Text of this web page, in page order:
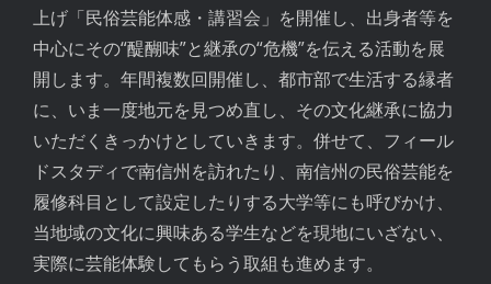
上げ「民俗芸能体感・講習会」を開催し、出身者等を
中心にその“醍醐味”と継承の“危機”を伝える活動を展
開します。年間複数回開催し、都市部で生活する縁者
に、いま一度地元を見つめ直し、その文化継承に協力
いただくきっかけとしていきます。併せて、フィール
ドスタディで南信州を訪れたり、南信州の民俗芸能を
履修科目として設定したりする大学等にも呼びかけ、
当地域の文化に興味ある学生などを現地にいざない、
実際に芸能体験してもらう取組も進めます。